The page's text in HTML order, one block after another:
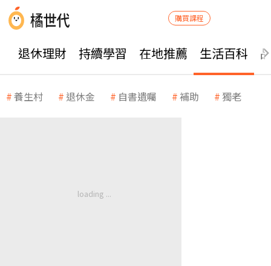
購買課程
退休理財 持續學習 在地推薦 生活百科
養生村 退休金 自書遺囑 補助 獨老